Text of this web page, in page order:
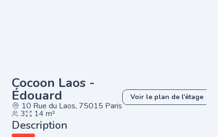
Cocoon Laos -
Édouard
10 Rue du Laos, 75015 Paris
3 14 m²
Voir le plan de l'étage
Description